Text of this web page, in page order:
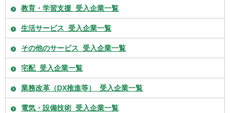
教育・学習支援_受入企業一覧
生活サービス_受入企業一覧
その他のサービス_受入企業一覧
宅配_受入企業一覧
業務改革（DX推進等）_受入企業一覧
電気・設備技術_受入企業一覧